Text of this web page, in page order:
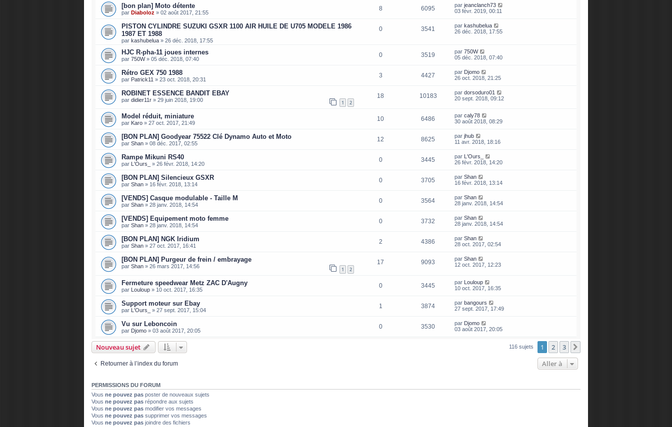
[bon plan] Moto détente
par Diaboloz » 02 août 2017, 21:55
8 6095 par jeanclanch73
03 févr. 2019, 00:11
PISTON CYLINDRE SUZUKI GSXR 1100 AIR HUILE DE U705 MODELE 1986
1987 ET 1988
par kashubelua » 26 déc. 2018, 17:55
0 3541 par kashubelua
26 déc. 2018, 17:55
HJC R-pha-11 joues internes
par 750W» 05 déc. 2018, 07:40
0 3519 par 750W
05 déc. 2018, 07:40
Rétro GEX 750 1988
par Patrick11 » 23 oct. 2018, 20:31
3 4427 par Djomo
26 oct. 2018, 21:25
ROBINET ESSENCE BANDIT EBAY
par didier11r » 29 juin 2018, 19:00 1 2
18 10183 par dorsoduro01
20 sept. 2018, 09:12
Model réduit, miniature
par Karo » 27 oct. 2017, 21:49
10 6486 par caly78
30 août 2018, 08:29
[BON PLAN] Goodyear 75522 Clé Dynamo Auto et Moto
par Shan » 08 déc. 2017, 02:55
12 8625 par jhub
11 avr. 2018, 18:16
Rampe Mikuni RS40
par L'Ours_ » 26 févr. 2018, 14:20
0 3445 par
L'Ours_
26 févr. 2018, 14:20
[BON PLAN] Silencieux GSXR
par Shan » 16 févr. 2018, 13:14
0 3705 par Shan
16 févr. 2018, 13:14
[VENDS] Casque modulable - Taille M
par Shan » 28 janv. 2018, 14:54
0 3564 par Shan
28 janv. 2018, 14:54
[VENDS] Equipement moto femme
par Shan » 28 janv. 2018, 14:54
0 3732 par Shan
28 janv. 2018, 14:54
[BON PLAN] NGK Iridium
par Shan » 27 oct. 2017, 16:41
2 4386 par Shan
28 oct. 2017, 02:54
[BON PLAN] Purgeur de frein / embrayage
par Shan » 26 mars 2017, 14:56 1 2
17 9093 par Shan
12 oct. 2017, 12:23
Fermeture speedwear Metz ZAC D'Augny
par Louloup » 10 oct. 2017, 16:35
0 3445 par Louloup
10 oct. 2017, 16:35
Support moteur sur Ebay
par L'Ours_ » 27 sept. 2017, 15:04
1 3874 par bangours
27 sept. 2017, 17:49
Vu sur Leboncoin
par Djomo » 03 août 2017, 20:05
0 3530 par Djomo
03 août 2017, 20:05
Nouveau sujet 116 sujets 1 2 3 Suivante
Retourner à l’index du forum Aller à
PERMISSIONS DU FORUM
Vous ne pouvez pas poster de nouveaux sujets
Vous ne pouvez pas répondre aux sujets
Vous ne pouvez pas modifier vos messages
Vous ne pouvez pas supprimer vos messages
Vous ne pouvez pas joindre des fichiers